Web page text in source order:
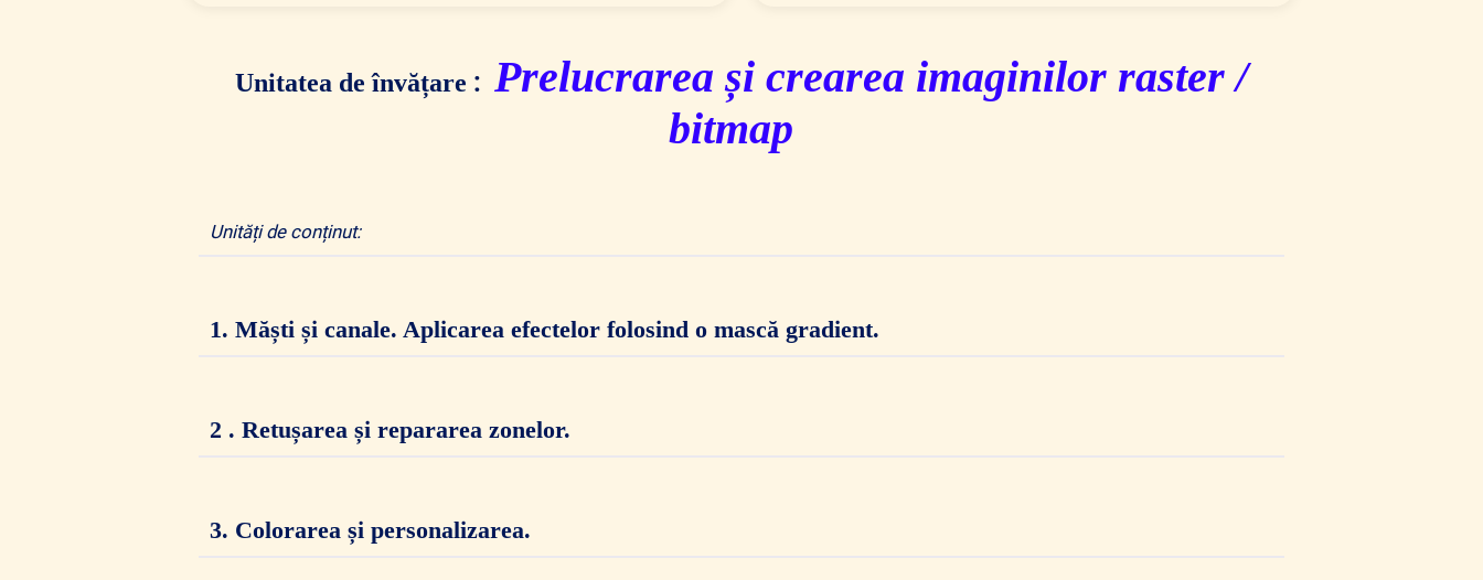
Unitatea de învățare : Prelucrarea și crearea imaginilor raster /
bitmap
Unități de conținut:
1. Măști și canale. Aplicarea efectelor folosind o mască gradient.
2 . Retușarea și repararea zonelor.
3. Colorarea și personalizarea.